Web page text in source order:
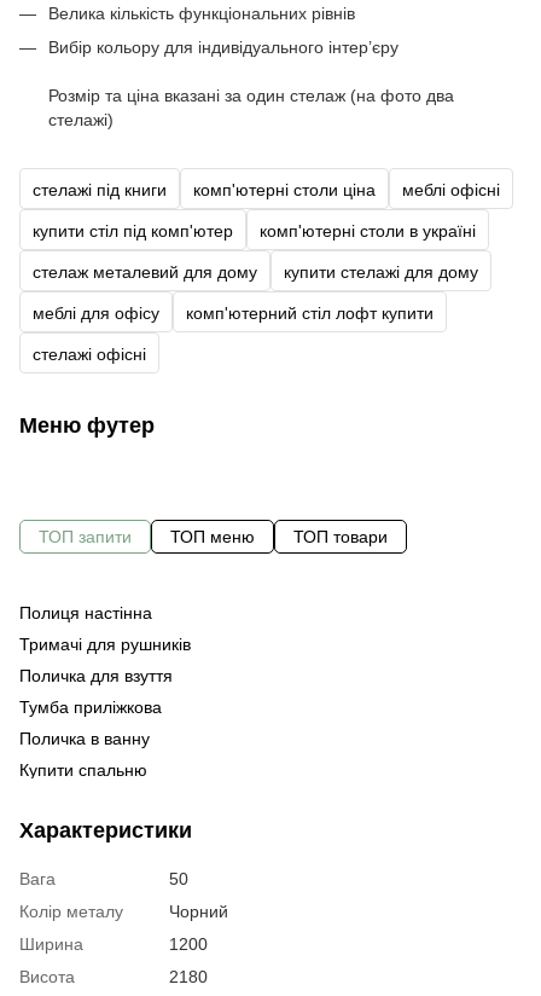
Велика кількість функціональних рівнів
Вибір кольору для індивідуального інтер’єру
Розмір та ціна вказані за один стелаж (на фото два
стелажі)
стелажі під книги комп'ютерні столи ціна меблі офісні
купити стіл під комп'ютер комп'ютерні столи в україні
стелаж металевий для дому купити стелажі для дому
меблі для офісу комп'ютерний стіл лофт купити
стелажі офісні
Меню футер
ТОП запити ТОП меню ТОП товари
Полиця настінна
Тримачі для рушників
Поличка для взуття
Тумба приліжкова
Поличка в ванну
Купити спальню
Чорний кухонний стіл
Меблі купить онлайн
Меблі офісні ціна
Характеристики
Вага
50
Колір металу
Чорний
Ширина
1200
Висота
2180